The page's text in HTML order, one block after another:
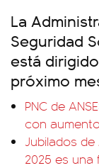
La
Seguridad
está
próximo
PNC de
con
Jubilados de
2025 es una